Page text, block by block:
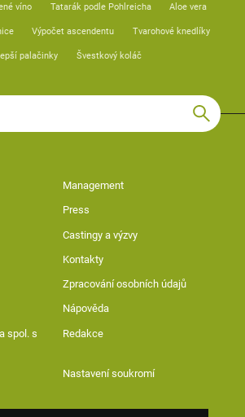
víno Tatarák podle Pohlreicha Aloe vera
Výpočet ascendentu Tvarohové knedlíky
palačinky Švestkový koláč
Management
Press
Castingy a výzvy
Kontakty
Zpracování osobních údajů
Nápověda
spol. s
Redakce
Nastavení soukromí